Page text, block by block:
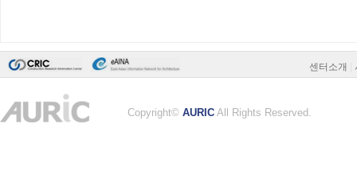
센터소개
Copyright© AURIC All Rights Reserved.